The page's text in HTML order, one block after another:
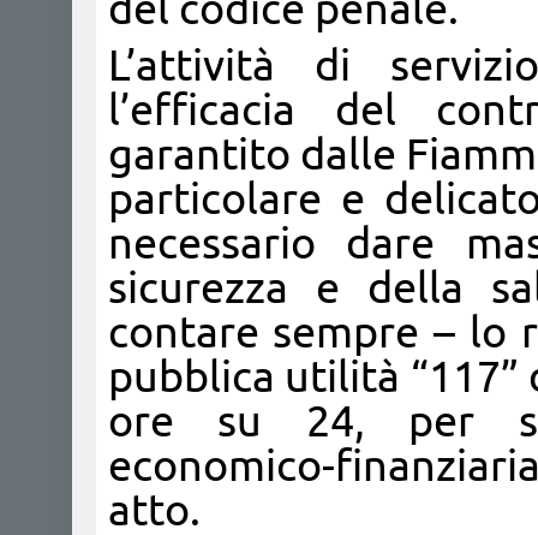
L’attività di
l’efficacia del
garantito dalle
particolare e
necessario dare
sicurezza e della
contare sempre – lo
pubblica utilità “117”
ore su 24, per
economico-
atto.